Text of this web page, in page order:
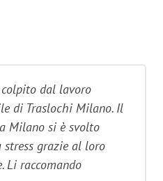
colpito dal lavoro
di Traslochi Milano. Il
Milano si è svolto
stress grazie al loro
Li raccomando